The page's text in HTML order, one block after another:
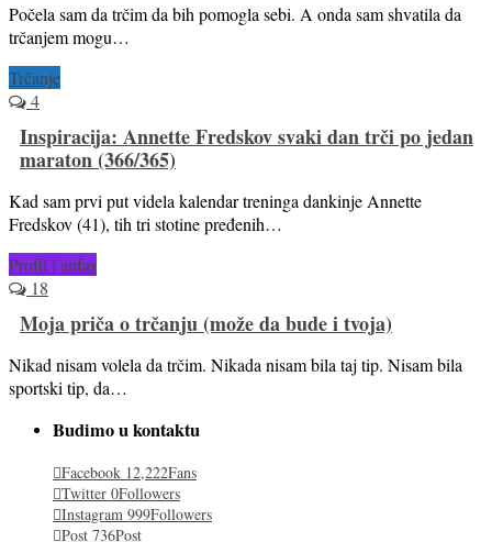
Počela sam da trčim da bih pomogla sebi. A onda sam shvatila da
trčanjem mogu…
Trčanje
4
Inspiracija: Annette Fredskov svaki dan trči po jedan
maraton (366/365)
Kad sam prvi put videla kalendar treninga dankinje Annette
Fredskov (41), tih tri stotine pređenih…
Profil i anfas
18
Moja priča o trčanju (može da bude i tvoja)
Nikad nisam volela da trčim. Nikada nisam bila taj tip. Nisam bila
sportski tip, da…
Budimo u kontaktu
Facebook 12,222Fans
Twitter 0Followers
Instagram 999Followers
Post 736Post